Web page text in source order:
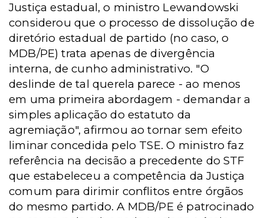
Justiça estadual, o ministro Lewandowski
considerou que o processo de dissolução de
diretório estadual de partido (no caso, o
MDB/PE) trata apenas de divergência
interna, de cunho administrativo. "O
deslinde de tal querela parece - ao menos
em uma primeira abordagem - demandar a
simples aplicação do estatuto da
agremiação", afirmou ao tornar sem efeito
liminar concedida pelo TSE. O ministro faz
referência na decisão a precedente do STF
que estabeleceu a competência da Justiça
comum para dirimir conflitos entre órgãos
do mesmo partido. A MDB/PE é patrocinado